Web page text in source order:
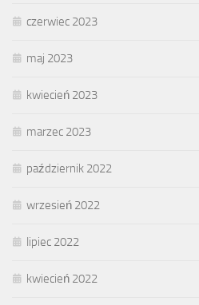
czerwiec 2023
maj 2023
kwiecień 2023
marzec 2023
październik 2022
wrzesień 2022
lipiec 2022
kwiecień 2022